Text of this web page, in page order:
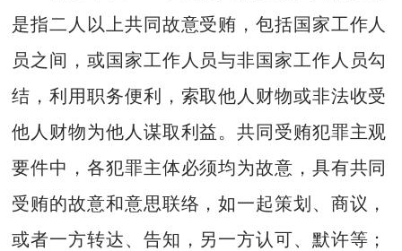
是指二人以上共同故意受贿，包括国家工作人
员之间，或国家工作人员与非国家工作人员勾
结，利用职务便利，索取他人财物或非法收受
他人财物为他人谋取利益。共同受贿犯罪主观
要件中，各犯罪主体必须均为故意，具有共同
受贿的故意和意思联络，如一起策划、商议，
或者一方转达、告知，另一方认可、默许等；